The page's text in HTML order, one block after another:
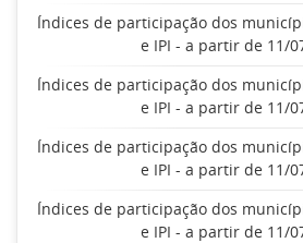
Índices de participação dos
e IPI - a partir de 11/
Índices de participação dos
e IPI - a partir de 11/
Índices de participação dos
e IPI - a partir de 11/
Índices de participação dos
e IPI - a partir de 11/